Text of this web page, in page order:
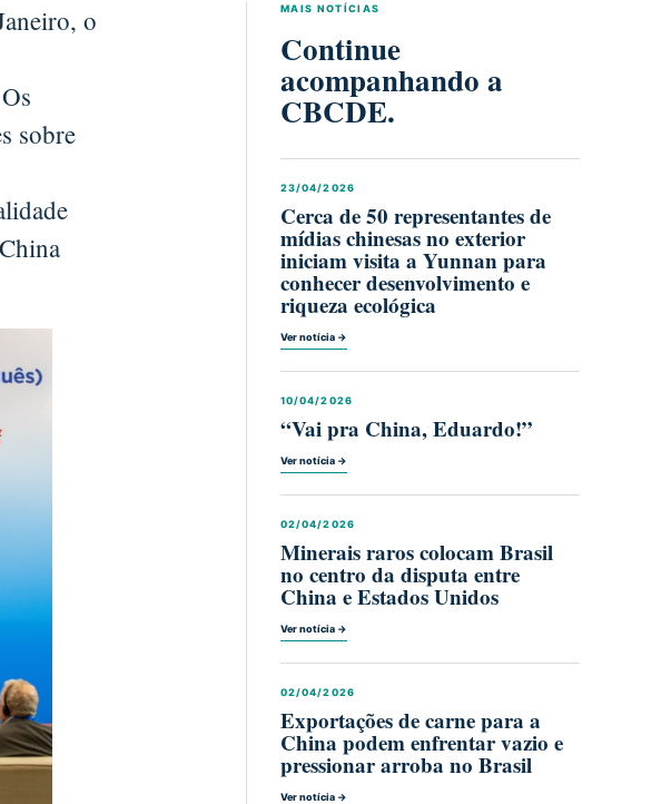
o
sobre
MAIS NOTÍCIAS
Continue
acompanhando a
CBCDE.
23/04/2026
Cerca de 50 representantes de
mídias chinesas no exterior
iniciam visita a Yunnan para
conhecer desenvolvimento e
riqueza ecológica
Ver notícia →
10/04/2026
“Vai pra China, Eduardo!”
Ver notícia →
02/04/2026
Minerais raros colocam Brasil
no centro da disputa entre
China e Estados Unidos
Ver notícia →
02/04/2026
Exportações de carne para a
China podem enfrentar vazio e
pressionar arroba no Brasil
Ver notícia →